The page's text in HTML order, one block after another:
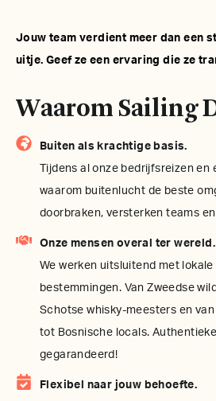
Jouw team verdient meer dan een
uitje. Geef ze een ervaring die ze
Waarom Sailing
Buiten als krachtige basis.
Tijdens al onze bedrijfsreizen en
waarom buitenlucht de beste
doorbraken, versterken teams
Onze mensen overal ter wereld.
We werken uitsluitend met
bestemmingen. Van Zweedse
Schotse whisky-meesters en
tot Bosnische locals.
gegarandeerd!
Flexibel naar jouw behoefte.